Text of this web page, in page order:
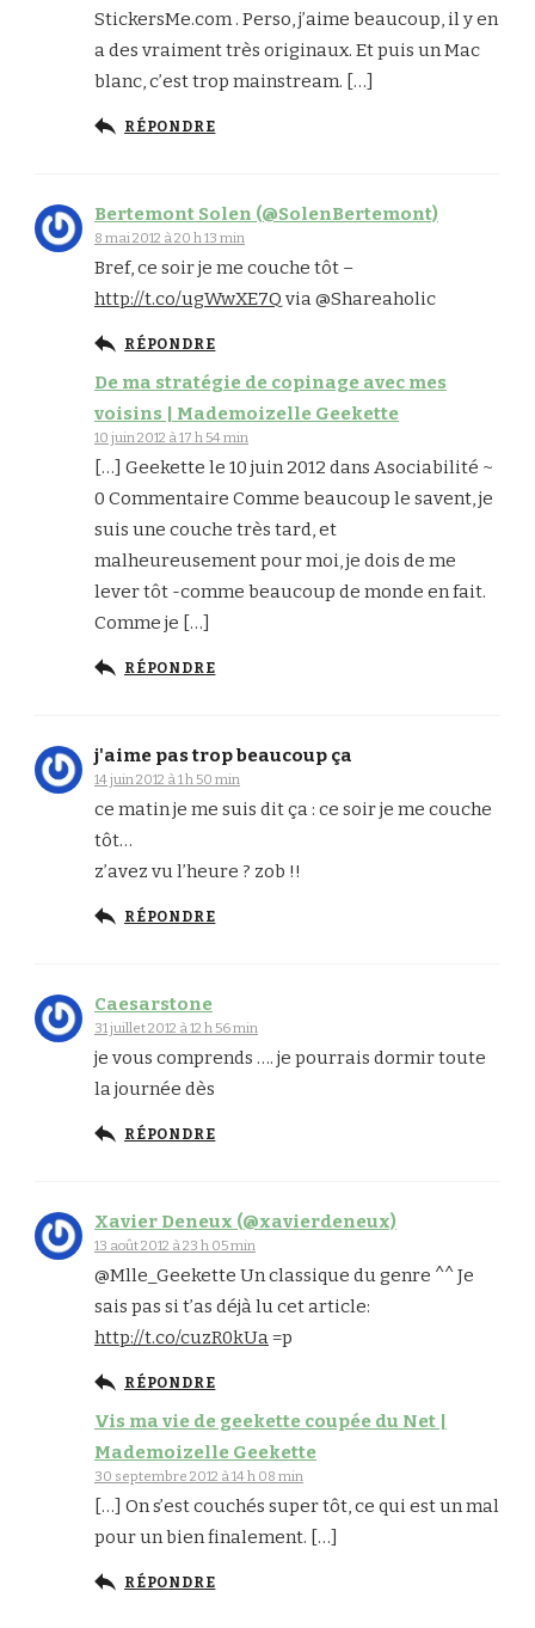
StickersMe.com . Perso, j’aime beaucoup, il y en
a des vraiment très originaux. Et puis un Mac
blanc, c’est trop mainstream. […]
RÉPONDRE
Bertemont Solen (@SolenBertemont)
8 mai 2012 à 20 h 13 min
Bref, ce soir je me couche tôt –
http://t.co/ugWwXE7Q via @Shareaholic
RÉPONDRE
De ma stratégie de copinage avec mes
voisins | Mademoizelle Geekette
10 juin 2012 à 17 h 54 min
[…] Geekette le 10 juin 2012 dans Asociabilité ~
0 Commentaire Comme beaucoup le savent, je
suis une couche très tard, et
malheureusement pour moi, je dois de me
lever tôt -comme beaucoup de monde en fait.
Comme je […]
RÉPONDRE
j'aime pas trop beaucoup ça
14 juin 2012 à 1 h 50 min
ce matin je me suis dit ça : ce soir je me couche
tôt…
z’avez vu l’heure ? zob !!
RÉPONDRE
Caesarstone
31 juillet 2012 à 12 h 56 min
je vous comprends …. je pourrais dormir toute
la journée dès
RÉPONDRE
Xavier Deneux (@xavierdeneux)
13 août 2012 à 23 h 05 min
@Mlle_Geekette Un classique du genre ^^ Je
sais pas si t’as déjà lu cet article:
http://t.co/cuzR0kUa =p
RÉPONDRE
Vis ma vie de geekette coupée du Net |
Mademoizelle Geekette
30 septembre 2012 à 14 h 08 min
[…] On s’est couchés super tôt, ce qui est un mal
pour un bien finalement. […]
RÉPONDRE